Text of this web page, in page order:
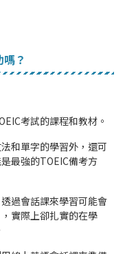
？
考試的課程和教材。
和單字的學習外，還可
最強的TOEIC備考方
過會話課來學習可能會
實際上卻扎實的在學